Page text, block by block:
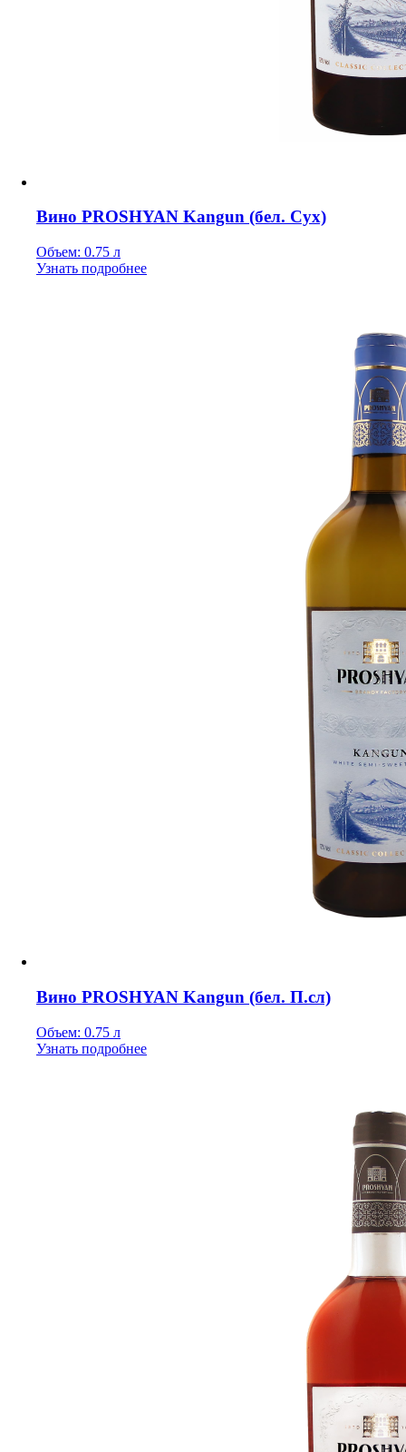
Вино PROSHYAN Kangun (бел. Сух)
Объем: 0.75 л
Узнать подробнее
Вино PROSHYAN Kangun (бел. П.сл)
Объем: 0.75 л
Узнать подробнее